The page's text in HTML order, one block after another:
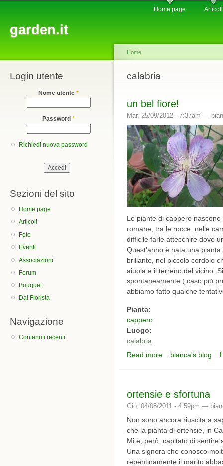
garden.it
Home page Articoli
Login utente
Nome utente *
Password *
Richiedi nuova password
Sezioni del sito
Home page
Articoli
Foto
Eventi
Associazioni
Forum
Bouquet
Dal Fiorista
Navigazione
Contenuti recenti
You are here
Home
calabria
un bel fiore!
Mar, 25/09/2012 - 7:37am —
Le piante di cappero
romane, tra le rocce, nelle
difficile farle attecchire dove
Quest'anno è nata una
brillante, nel piccolo cordolo
aiuola e il terreno del vicino.
spontaneamente ( caso più
abbiamo fatto qualche
Pianta:
cappero
Luogo:
calabria
Read more about un bel fiore!
bianca's blog
ortensie e sfortuna
Gio, 04/08/2011 - 4:59pm —
Non sono ancora riuscita a
che la pianta di ortensie, in
Mi è, però, capitato di sentire
Una signora che conosco
repentinamente il marito